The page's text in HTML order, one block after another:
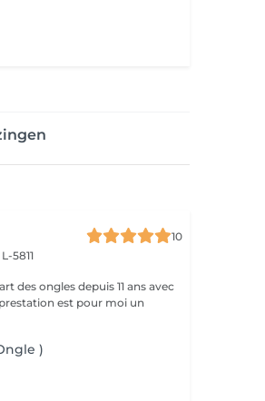
10
5811
des ongles depuis 11 ans avec
est pour moi un
)